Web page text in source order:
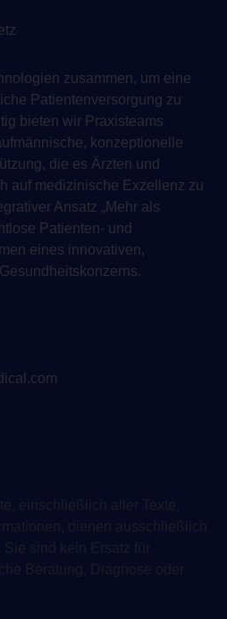
zusammen, um eine
Patientenversorgung zu
bieten wir Praxisteams
konzeptionelle
die es Ärzten und
auf medizinische Exzellenz zu
Ansatz „Mehr als
Patienten- und
eines innovativen,